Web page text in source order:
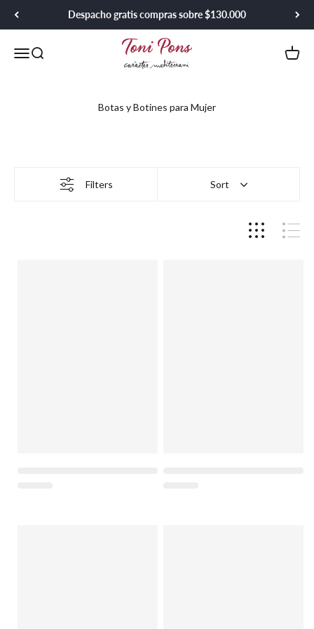
Despacho gratis compras sobre $130.000
MenúBuscar
Toni Pons Chile
Carrito
Filters Sort